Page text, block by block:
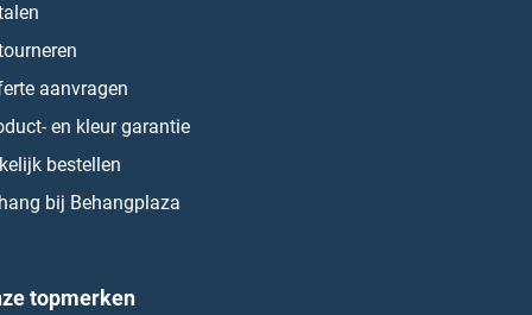
aanvragen
en kleur garantie
bestellen
bij Behangplaza
topmerken